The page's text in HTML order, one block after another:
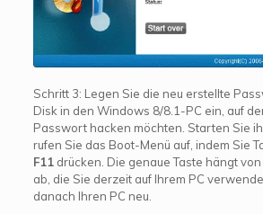
Schritt 3: Legen Sie die neu erstellte
Disk in den Windows 8/8.1-PC ein, auf
Passwort hacken möchten. Starten Sie
rufen Sie das Boot-Menü auf, indem Sie
F11drücken. Die genaue Taste hängt
ab, die Sie derzeit auf Ihrem PC
danach Ihren PC neu.